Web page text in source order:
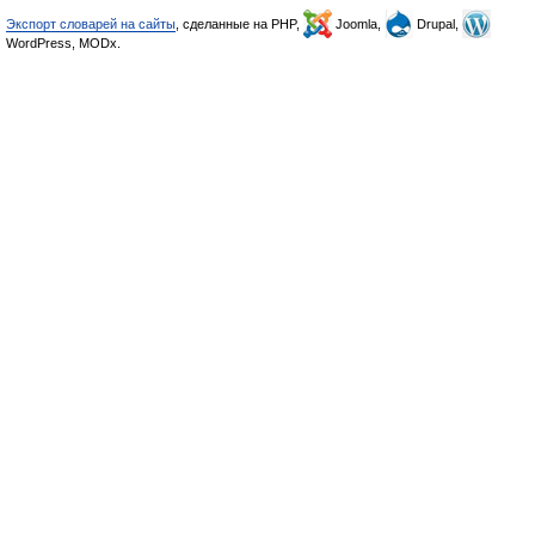
Экспорт словарей на сайты , сделанные на PHP, Joomla,
Drupal,
WordPress, MODx.